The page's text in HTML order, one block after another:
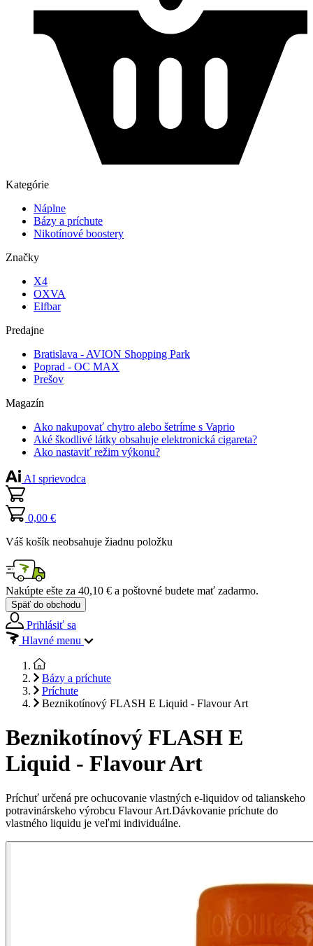
Kategórie
Náplne
Bázy a príchute
Nikotínové boostery
Značky
X4
OXVA
Elfbar
Predajne
Bratislava - AVION Shopping Park
Poprad - OC MAX
Prešov
Magazín
Ako nakupovať chytro alebo šetríme s Vaprio
Aké škodlivé látky obsahuje elektronická cigareta?
Ako nastaviť režim výkonu?
AI sprievodca
0,00 €
Váš košík neobsahuje žiadnu položku
Nakúpte ešte za 40,10 € a poštovné budete mať zadarmo.
Späť do obchodu
Prihlásiť sa
Hlavné menu
Bázy a príchute
Príchute
Beznikotínový FLASH E Liquid - Flavour Art
Beznikotínový FLASH E
Liquid - Flavour Art
Príchuť určená pre ochucovanie vlastných e-liquidov od talianskeho
potravinárskeho výrobcu Flavour Art.Dávkovanie príchute do
vlastného liquidu je veľmi individuálne.